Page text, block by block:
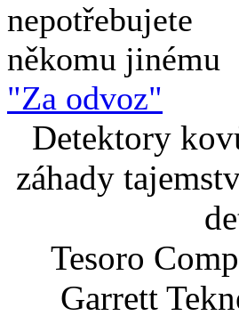
nepotřebujete
někomu jinému
"Za odvoz"
Detektory
záhady
Tesoro
Garrett